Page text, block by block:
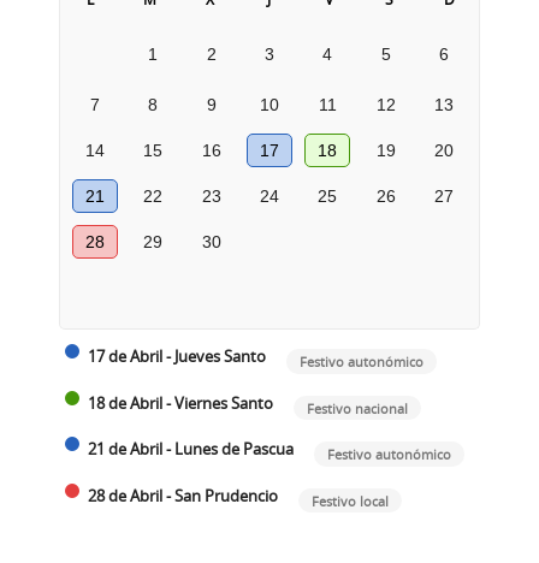
1 2 3 4 5 6
7 8 9 10 11 12 13
14 15 16 17 18 19 20
21 22 23 24 25 26 27
28 29 30
17 de Abril - Jueves Santo Festivo autonómico
18 de Abril - Viernes Santo Festivo nacional
21 de Abril - Lunes de Pascua Festivo autonómico
28 de Abril - San Prudencio Festivo local